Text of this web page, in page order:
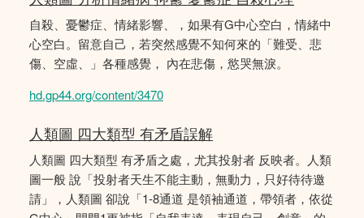
自殺、憂鬱症、情緒影響、，如果有G中心空白，情緒中
心空白。留意自己，若突然感覺不知何來的「難受、悲
傷、空虛、」各種感覺， 內在悲傷，慾哭無淚。
hd.gp44.org/content/3470
人類圖 四大類型 有矛盾誤解
人類圖 四大類型 有矛盾之處，尤其投射者 反映者。人類
圖一般 說「投射者天生不能主動，無動力，只好待待邀
請」，人類圖 卻說「1-8通道 是領袖通道，帶領者，依從